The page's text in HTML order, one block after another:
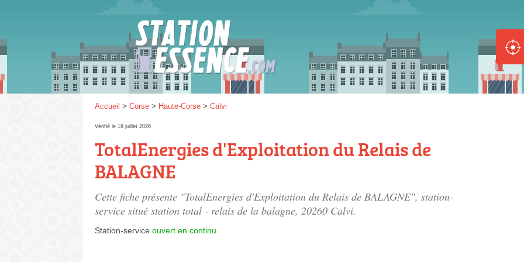
Accueil > Corse > Haute-Corse > Calvi
Vérifié le 19 juillet 2026
TotalEnergies d'Exploitation du Relais de
BALAGNE
Cette fiche présente "TotalEnergies d'Exploitation du Relais de BALAGNE", station-
service situé station total - relais de la balagne, 20260 Calvi.
Station-service ouvert en continu
Gazole :
Disponible Épuisé
SP 98 :
SP 95 :